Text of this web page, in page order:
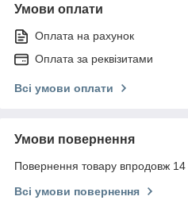
Умови оплати
Оплата на рахунок
Оплата за реквізитами
Всі умови оплати
Умови повернення
Повернення товару впродовж 14
Всі умови повернення